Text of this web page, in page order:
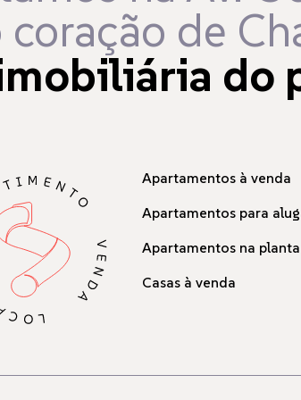
de
do
Apartamentos à venda
Apartamentos para
Apartamentos na planta
Casas à venda